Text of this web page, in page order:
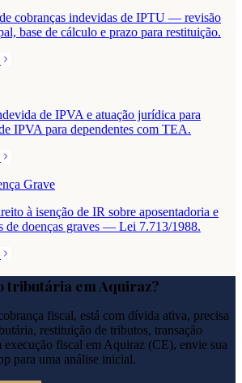
cobranças indevidas de IPTU — revisão
base de cálculo e prazo para restituição.
de IPVA e atuação jurídica para
IPVA para dependentes com TEA.
Grave
à isenção de IR sobre aposentadoria e
de doenças graves — Lei 7.713/1988.
tributária em Aquiraz?
fiscal, está com dívida ativa, precisa
restituição de tributos, transação
execução fiscal em Aquiraz (CE), envie sua
para uma análise inicial.